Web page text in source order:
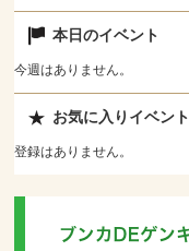
本日のイベント
今週はありません。
お気に入りイベント
登録はありません。